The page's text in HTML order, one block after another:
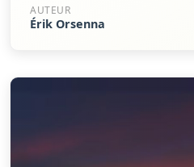
AUTEUR
Érik Orsenna